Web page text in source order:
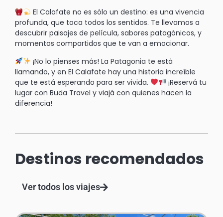
El Calafate no es sólo un destino: es una vivencia
profunda, que toca todos los sentidos. Te llevamos a
descubrir paisajes de película, sabores patagónicos, y
momentos compartidos que te van a emocionar.
¡No lo pienses más! La Patagonia te está
llamando, y en El Calafate hay una historia increíble
que te está esperando para ser vivida.
¡Reservá tu
lugar con Buda Travel y viajá con quienes hacen la
diferencia!
Destinos recomendados
Ver todos los viajes